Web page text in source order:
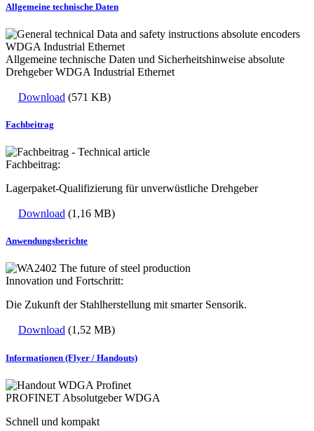
Allgemeine technische Daten
Allgemeine technische Daten und Sicherheitshinweise absolute
Drehgeber WDGA Industrial Ethernet
Download (571 KB)
Fachbeitrag
Fachbeitrag:
Lagerpaket-Qualifizierung für unverwüstliche Drehgeber
Download (1,16 MB)
Anwendungsberichte
Innovation und Fortschritt:
Die Zukunft der Stahlherstellung mit smarter Sensorik.
Download (1,52 MB)
Informationen (Flyer / Handouts)
PROFINET Absolutgeber WDGA
Schnell und kompakt